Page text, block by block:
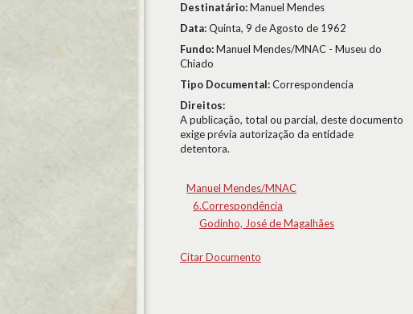
Destinatário:Manuel Mendes
Data:Quinta, 9 de Agosto de 1962
Fundo:Manuel Mendes/MNAC - Museu do
Chiado
Tipo Documental:Correspondencia
Direitos:
A publicação, total ou parcial, deste documento
exige prévia autorização da entidade
detentora.
Manuel Mendes/MNAC
6.Correspondência
Godinho, José de Magalhães
Citar Documento